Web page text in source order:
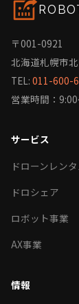
〒001-0921
北海道札幌市
TEL: 011-600-
営業時間：
サービス
ドローンレン
ドロシェア
ロボット事業
AX事業
情報